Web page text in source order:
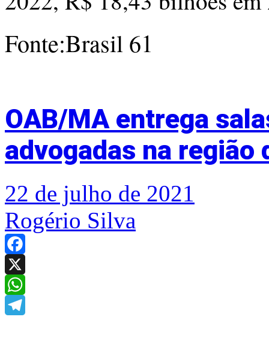
Fonte:Brasil 61
OAB/MA entrega
advogadas na região
22 de julho de 2021
Rogério Silva
Facebook
X
WhatsApp